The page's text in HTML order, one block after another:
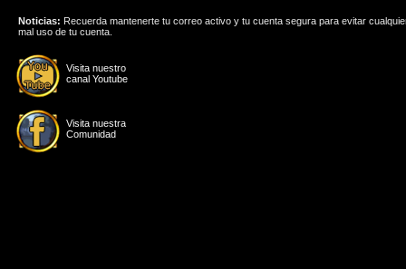
Visita nuestro
canal Youtube
Visita nuestra
Comunidad
Noticias: Recuerda mantenerte tu correo activo y tu cuenta segura para evitar
mal uso de tu cuenta.